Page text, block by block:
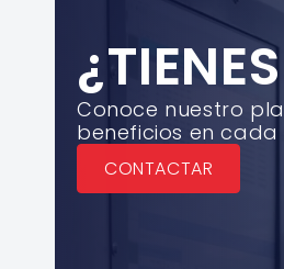
Conoce nuestro
beneficios en
CONTACTAR